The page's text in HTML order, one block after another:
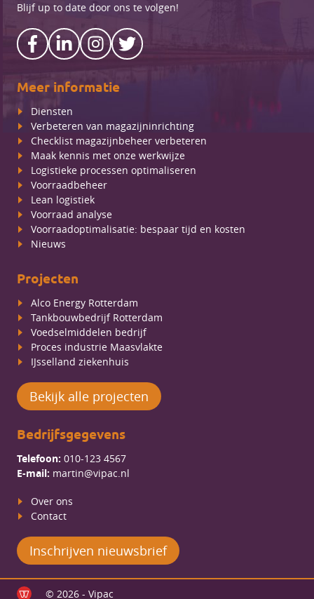
Blijf up to date door ons te volgen!
Meer informatie
Diensten
Verbeteren van magazijninrichting
Checklist magazijnbeheer verbeteren
Maak kennis met onze werkwijze
Logistieke processen optimaliseren
Voorraadbeheer
Lean logistiek
Voorraad analyse
Voorraadoptimalisatie: bespaar tijd en kosten
Nieuws
Projecten
Alco Energy Rotterdam
Tankbouwbedrijf Rotterdam
Voedselmiddelen bedrijf
Proces industrie Maasvlakte
IJsselland ziekenhuis
Bekijk alle projecten
Bedrijfsgegevens
Telefoon: 010-123 4567
E-mail: martin@vipac.nl
Over ons
Contact
Inschrijven nieuwsbrief
© 2026 - Vipac